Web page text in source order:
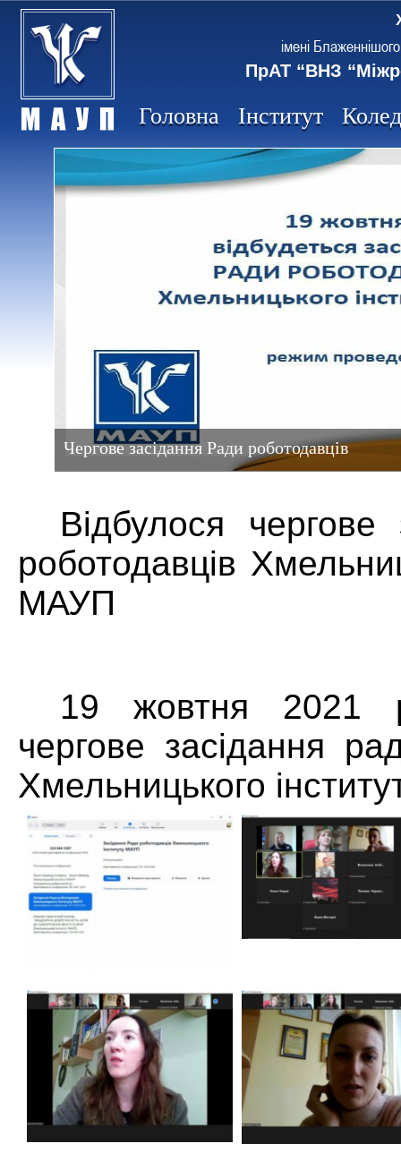
імені
ПрАТ “ВНЗ
Головна Інститут
Чергове засідання Ради роботодавців
Відбулося чергове
роботодавців
МАУП
19 жовтня 2021
чергове засідання
Хмельницького